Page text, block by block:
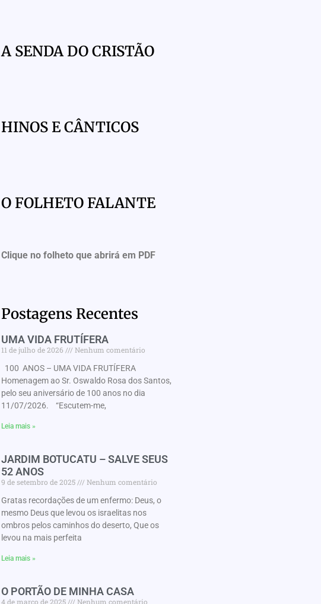
A SENDA DO CRISTÃO
HINOS E CÂNTICOS
O FOLHETO FALANTE
Clique no folheto que abrirá em PDF
Postagens Recentes
UMA VIDA FRUTÍFERA
11 de julho de 2026
Nenhum comentário
100 ANOS – UMA VIDA FRUTÍFERA
Homenagem ao Sr. Oswaldo Rosa dos Santos,
pelo seu aniversário de 100 anos no dia
11/07/2026. “Escutem-me,
Leia mais »
JARDIM BOTUCATU – SALVE SEUS
52 ANOS
9 de setembro de 2025
Nenhum comentário
Gratas recordações de um enfermo: Deus, o
mesmo Deus que levou os israelitas nos
ombros pelos caminhos do deserto, Que os
levou na mais perfeita
Leia mais »
O PORTÃO DE MINHA CASA
4 de março de 2025
Nenhum comentário